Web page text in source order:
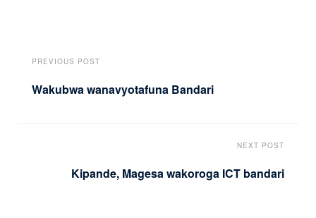
PREVIOUS POST
Wakubwa wanavyotafuna Bandari
NEXT POST
Kipande, Magesa wakoroga ICT bandari